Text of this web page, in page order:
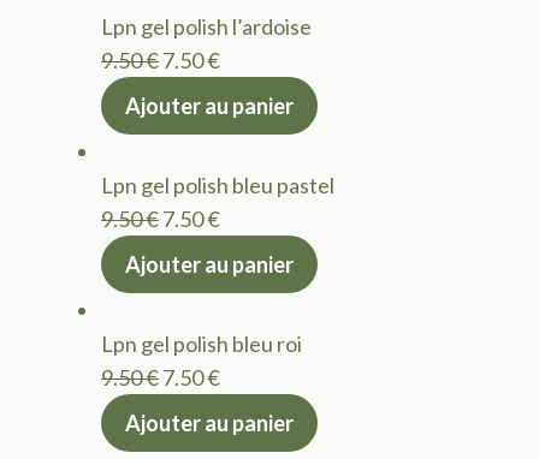
9.50 €.7.50 €.
Lpn gel polish l’ardoise
9.50€Le
prix
9.50 €.
7.50€Le
actuel
7.50 €.
Ajouter au panier
Lpn gel polish bleu pastel
9.50€Le
prix
9.50 €.
7.50€Le
actuel
7.50 €.
Ajouter au panier
Lpn gel polish bleu roi
9.50€Le
prix
7.50€Le
actuel
Ajouter au panier